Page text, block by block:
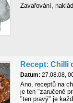
Zavařování,
Recept: Chilli
Datum: 27.08.08,
Ano, receptů na
je ten "zaručeně
"ten pravý" je